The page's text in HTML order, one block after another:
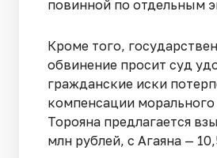
повинной по отдельным
Кроме того,
обвинение просит суд
гражданские иски
компенсации
Торояна предлагается
млн рублей, с Агаяна —